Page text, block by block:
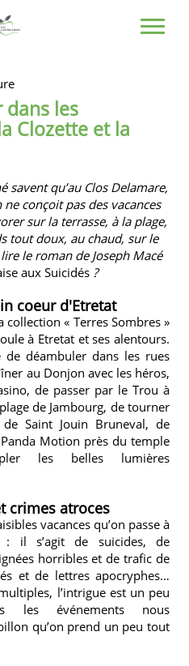
dans les
Clozette et la
savent qu’au Clos Delamare,
conçoit pas des vacances
sur la terrasse, à la plage,
tout doux, au chaud, sur le
le roman de Joseph Macé
aux Suicidés?
coeur d'Etretat
« Terres Sombres »
à Etretat et ses alentours.
déambuler dans les rues
au Donjon avec les héros,
de passer par le Trou à
de Jambourg, de tourner
Saint Jouin Bruneval, de
Motion près du temple
les belles lumières
crimes atroces
vacances qu’on passe à
: il s’agit de suicides, de
horribles et de trafic de
et de lettres apocryphes…
l’intrigue est un peu
les événements nous
qu’on prend un peu tout